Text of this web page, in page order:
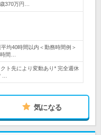
370万円…
均40時間以内＜勤務時間例＞
間…
先により変動あり* 完全週休
…
気になる